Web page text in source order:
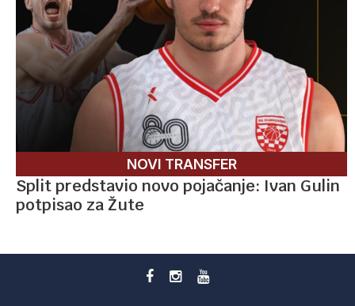
NOVI TRANSFER
Split predstavio novo pojačanje: Ivan Gulin
potpisao za Žute